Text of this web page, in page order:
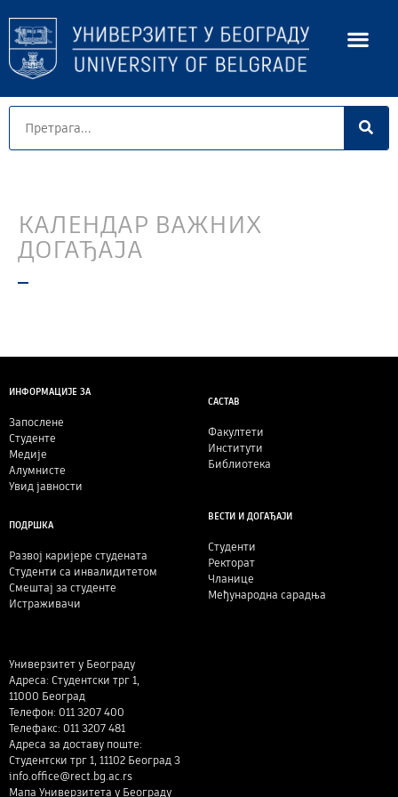
КАЛЕНДАР ВАЖНИХ
ДОГАЂАЈА
ИНФОРМАЦИЈЕ ЗА
Запослене
Студенте
Медије
Алумнисте
Увид јавности
САСТАВ
Факултети
Институти
Библиотека
ПОДРШКА
Развој каријере студената
Студенти са инвалидитетом
Смештај за студенте
Истраживачи
ВЕСТИ И ДОГАЂАЈИ
Студенти
Ректорат
Чланице
Међународна сарадња
Универзитет у Београду
Адреса: Студентски трг 1,
11000 Београд
Телефон: 011 3207 400
Телефакс: 011 3207 481
Адреса за доставу поште:
Студентски трг 1, 11102 Београд 3
info.office@rect.bg.ac.rs
Мапа Универзитета у Београду